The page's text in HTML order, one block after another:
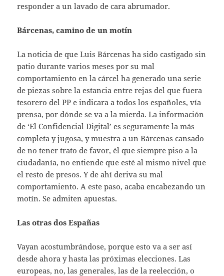
responder a un lavado de cara abrumador.
Bárcenas, camino de un motín
La noticia de que Luis Bárcenas ha sido castigado sin
patio durante varios meses por su mal
comportamiento en la cárcel ha generado una serie
de piezas sobre la estancia entre rejas del que fuera
tesorero del PP e indicara a todos los españoles, vía
prensa, por dónde se va a la mierda. La información
de ‘El Confidencial Digital’ es seguramente la más
completa y jugosa, y muestra a un Bárcenas cansado
de no tener trato de favor, él que siempre piso a la
ciudadanía, no entiende que esté al mismo nivel que
el resto de presos. Y de ahí deriva su mal
comportamiento. A este paso, acaba encabezando un
motín. Se admiten apuestas.
Las otras dos Españas
Vayan acostumbrándose, porque esto va a ser así
desde ahora y hasta las próximas elecciones. Las
europeas, no, las generales, las de la reelección, o